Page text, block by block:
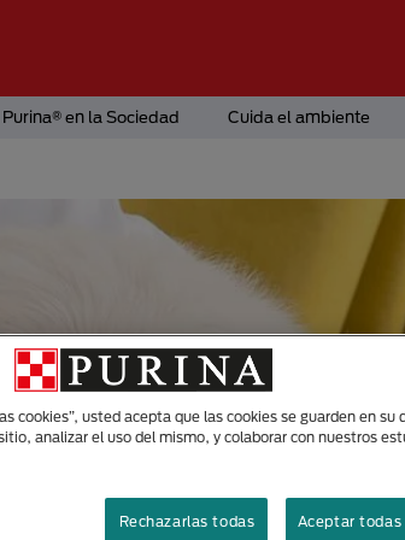
Purina® en la Sociedad Cuida el ambiente
cookies”, usted acepta que las cookies se guarden en su
analizar el uso del mismo, y colaborar con nuestros
Rechazarlas todas Aceptar todas